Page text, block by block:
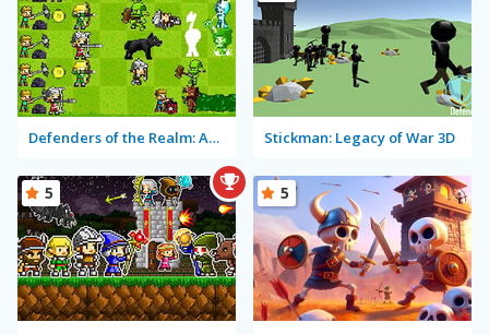
Defenders of the Realm: An Epic War! Stickman: Legacy of War 3D
5 5